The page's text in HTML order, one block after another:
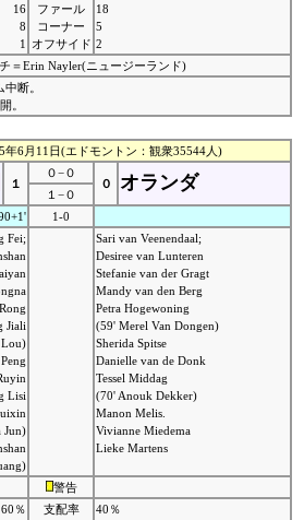
16
8
1
ファール
コーナー
オフサイド
18
5
2
＝Erin Nayler(ニュージーランド)
断。
。
6月11日(エドモントン：観衆35544人)
１
０−０
０
オランダ
１−０
1-0
Fei;
Jiali
Lou)
Lisi
Jun)
Sari van Veenendaal;
Desiree van Lunteren
Stefanie van der Gragt
Mandy van den Berg
Petra Hogewoning
(59' Merel Van Dongen)
Sherida Spitse
Danielle van de Donk
Tessel Middag
(70' Anouk Dekker)
Manon Melis.
Vivianne Miedema
Lieke Martens
警告
60％
支配率
40％